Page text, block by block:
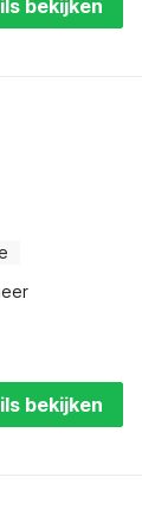
bekijken
bekijken